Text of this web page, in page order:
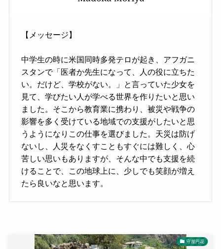
【メッセージ】
中学生の時に米国同時多発テロが起き、アフガニ
スタンで「医者か先生になって、人の役に立ちた
い。だけど、学校がない。」と言っていた少女を
見て、学びたい人が学べる世界を作りたいと思い
ました。そこから教育業に携わり、被災や戦争の
影響を多く受けている地域での支援がしたいと思
うようになりこの仕事を選びました。天災は防げ
ないし、人災をなくすこともすぐには難しく、心
苦しい思いもありますが、そんな中でも支援を続
けることで、この地球上に、少しでも笑顔が増え
たら良いなと思います。
守屋円花